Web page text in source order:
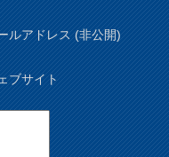
ルアドレス (非公開)
ブサイト